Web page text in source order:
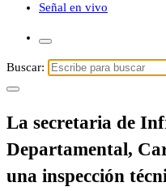
Señal en vivo
Buscar:
La secretaria de
Departamental,
una inspección